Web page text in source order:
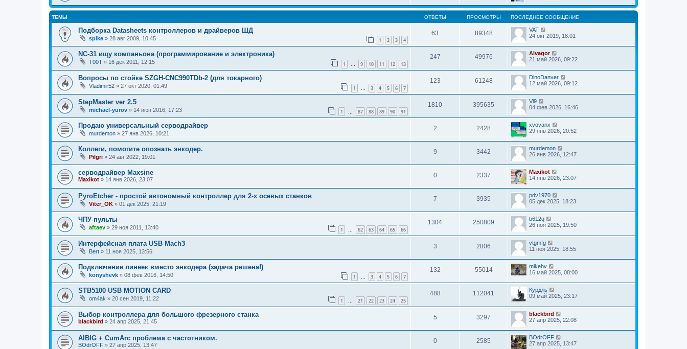
ТЕМЫ ОТВЕТЫ ПРОСМОТРЫ ПОСЛЕДНЕЕ СООБЩЕНИЕ
Подборка Datasheets контроллеров и драйверов ШД
spike » 28 авг 2009, 10:45 1 2 3 4
63 89348
VAT
24 окт 2019, 18:01
NC-31 ищу компаньона (программирование и электроника)
T00T » 16 дек 2011, 12:15 1 … 9 10 11 12 13
247 49976
Alvagor
21 май 2026, 09:22
Вопросы по стойке SZGH-CNC990TDb-2 (для токарного)
Vladimir52 » 27 окт 2020, 01:49 1 … 3 4 5 6 7
123 61248
DinoDanver
12 май 2026, 09:12
StepMaster ver 2.5
michael-yurov » 14 июн 2016, 17:23 1 87 88 89 90 91
1810 395635
Vi9
04 фев 2026, 16:46
Продаю универсальный серводрайвер
murdemon » 27 янв 2026, 10:21
2 2428
xvovanx
29 янв 2026, 20:52
Коллеги, помогите опознать энкодер.
Pilgri » 24 авг 2022, 19:01
9 3442
murdemon
26 янв 2026, 12:47
серводрайвер Maxsine
Maxikot » 14 янв 2026, 23:07
0 2337
Maxikot
14 янв 2026, 23:07
PyroEtcher - простой автономный контроллер для 2-х осевых станков
Viter_OK » 01 дек 2025, 21:19
7 3935
pdv1970
05 дек 2025, 18:23
ЧПУ пульты
aftaev » 29 ноя 2011, 13:40 1 … 62 63 64 65 66
1304 250809
b612q
26 ноя 2025, 19:50
Интерфейсная плата USB Mach3
Bert » 11 ноя 2025, 13:56
3 2806
vtgmfg
11 ноя 2025, 18:55
Подключение линеек вместо энкодера (задача решена!)
konyshevk » 08 фев 2016, 14:50 1 3 4 5 6 7
132 55014
mikehv
16 май 2025, 08:00
STB5100 USB MOTION CARD
om4ak » 20 сен 2019, 11:22 1 21 22 23 24 25
488 112041
Курдль
09 май 2025, 23:17
Выбор контроллера для большого фрезерного станка
blackbird » 24 апр 2025, 21:45
5 3297
blackbird
27 апр 2025, 22:08
AIBIG + CumArc проблема с частотником.
BOdrOFF » 27 апр 2025, 13:47
0 2585
BOdrOFF
27 апр 2025, 13:47